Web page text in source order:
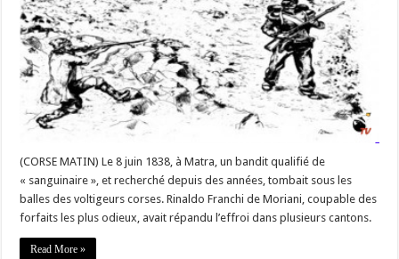
Un
pocu
di
storia,
aujourd’hui
le
récit
de
la
mort
du
(CORSE MATIN) Le 8 juin 1838, à Matra, un bandit qualifié de
« sanguinaire », et recherché depuis des années, tombait sous les
balles des voltigeurs corses. Rinaldo Franchi de Moriani, coupable des
forfaits les plus odieux, avait répandu l’effroi dans plusieurs cantons.
Read More »